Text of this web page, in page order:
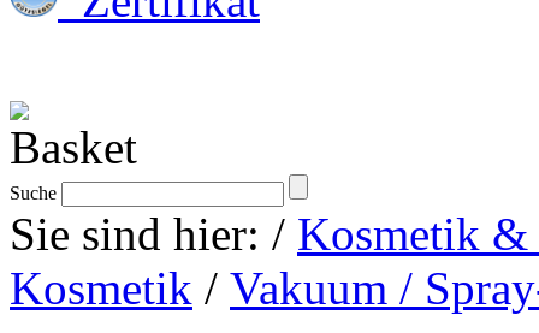
Suche
Sie sind hier: / Kosmetik &
Kosmetik / Vakuum /